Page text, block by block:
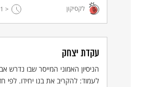
הבטחת הארץ.
לקסיקון < 1
עקדת יצחק
הניסיון האמוני המייסר שבו נדרש
לעמוד: להקריב את בנו יחידו. לפי